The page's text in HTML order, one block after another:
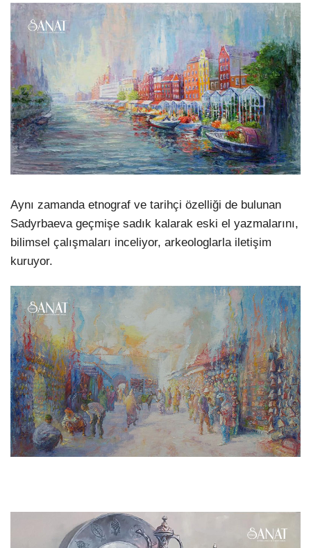
Aynı zamanda etnograf ve tarihçi özelliği de bulunan
Sadyrbaeva geçmişe sadık kalarak eski el yazmalarını,
bilimsel çalışmaları inceliyor, arkeologlarla iletişim
kuruyor.